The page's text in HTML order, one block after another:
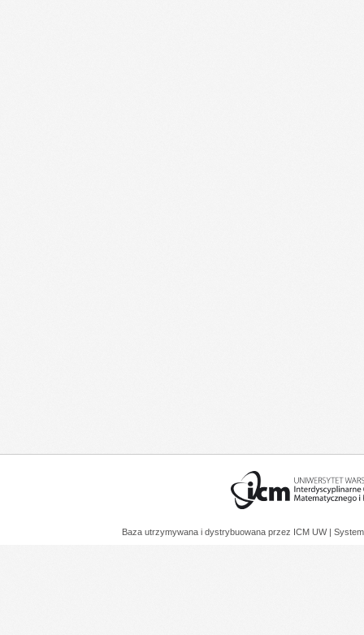
Baza utrzymywana i dystrybuowana przez ICM UW |